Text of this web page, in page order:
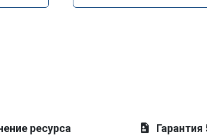
ресурса Гарантия